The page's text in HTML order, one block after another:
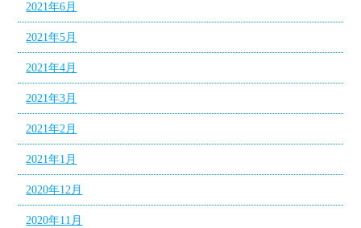
2021年6月
2021年5月
2021年4月
2021年3月
2021年2月
2021年1月
2020年12月
2020年11月